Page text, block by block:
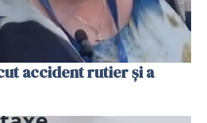
accident rutier și a